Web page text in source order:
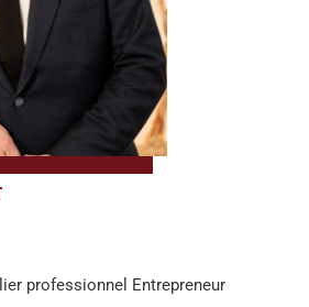
professionnel Entrepreneur